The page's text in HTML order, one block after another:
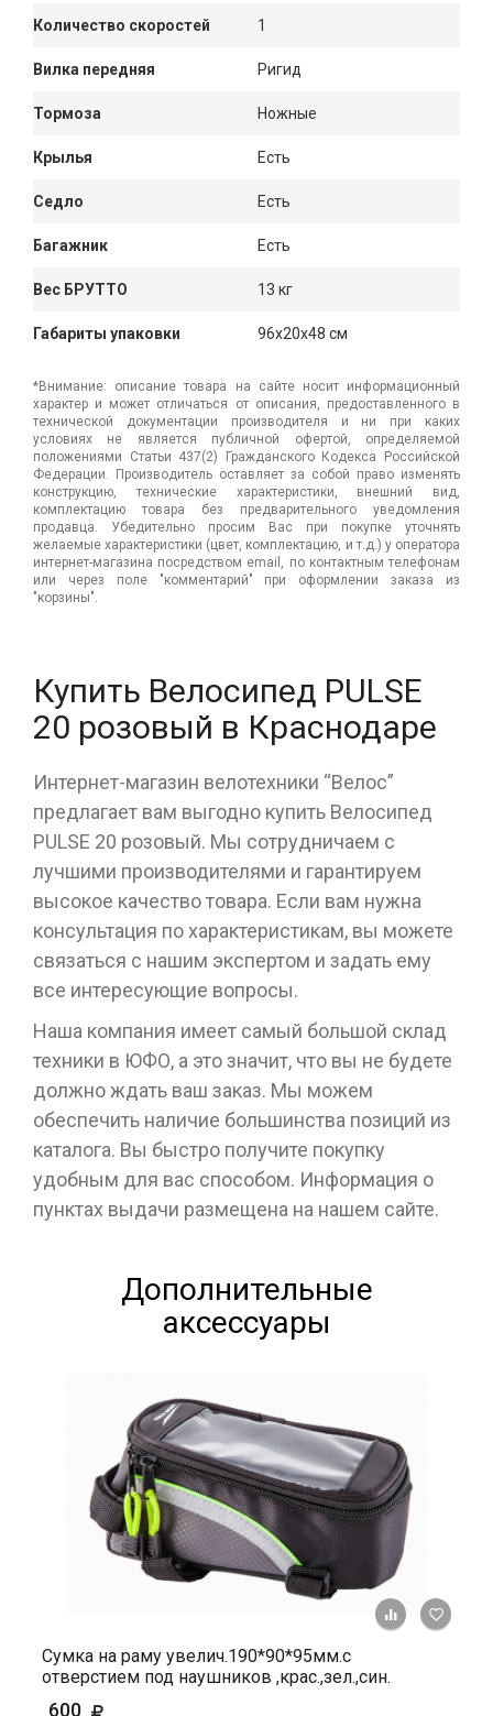
Количество скоростей 1
Вилка передняя Ригид
Тормоза Ножные
Крылья Есть
Седло Есть
Багажник Есть
Вес БРУТТО 13 кг
Габариты упаковки 96x20x48 см
*Внимание: описание товара на сайте носит информационный
характер и может отличаться от описания, предоставленного в
технической документации производителя и ни при каких
условиях не является публичной офертой, определяемой
положениями Статьи 437(2) Гражданского Кодекса Российской
Федерации. Производитель оставляет за собой право изменять
конструкцию, технические характеристики, внешний вид,
комплектацию товара без предварительного уведомления
продавца. Убедительно просим Вас при покупке уточнять
желаемые характеристики (цвет, комплектацию, и т.д.) у оператора
интернет-магазина посредством email, по контактным телефонам
или через поле "комментарий" при оформлении заказа из
"корзины".
Купить Велосипед PULSE
20 розовый в Краснодаре
Интернет-магазин велотехники “Велос”
предлагает вам выгодно купить Велосипед
PULSE 20 розовый. Мы сотрудничаем с
лучшими производителями и гарантируем
высокое качество товара. Если вам нужна
консультация по характеристикам, вы можете
связаться с нашим экспертом и задать ему
все интересующие вопросы.
Наша компания имеет самый большой склад
техники в ЮФО, а это значит, что вы не будете
должно ждать ваш заказ. Мы можем
обеспечить наличие большинства позиций из
каталога. Вы быстро получите покупку
удобным для вас способом. Информация о
пунктах выдачи размещена на нашем сайте.
Дополнительные
аксессуары
+ К
Сумка на раму увелич.190*90*95мм.с
отверстием под наушников ,крас.,зел.,син.
600